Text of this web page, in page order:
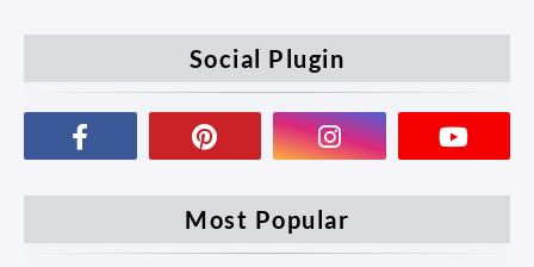
Social Plugin
Most Popular